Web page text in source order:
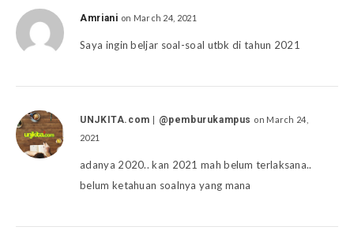
Amriani on March 24, 2021
Saya ingin beljar soal-soal utbk di tahun 2021
UNJKITA.com | @pemburukampus on March 24,
2021
adanya 2020.. kan 2021 mah belum terlaksana..
belum ketahuan soalnya yang mana